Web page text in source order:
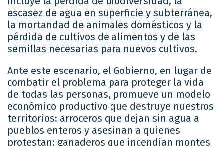
escasez de agua en superficie y subterránea,
la mortandad de animales domésticos y la
pérdida de cultivos de alimentos y de las
semillas necesarias para nuevos cultivos.
Ante este escenario, el Gobierno, en lugar de
combatir el problema para proteger la vida
de todas las personas, promueve un modelo
económico productivo que destruye nuestros
territorios: arroceros que dejan sin agua a
pueblos enteros y asesinan a quienes
protestan; ganaderos que incendian montes